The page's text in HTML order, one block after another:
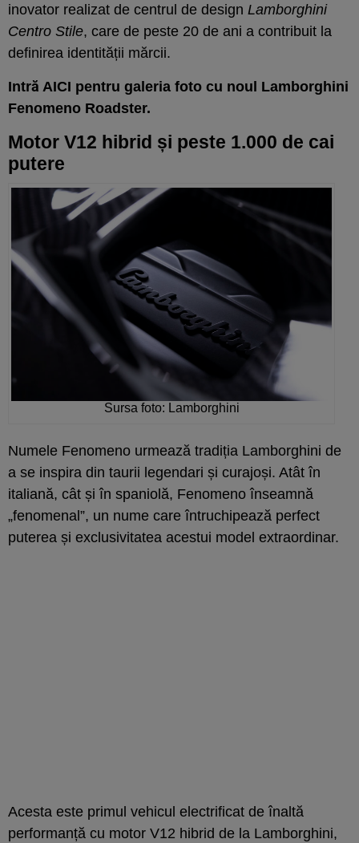
inovator realizat de centrul de design Lamborghini
Centro Stile, care de peste 20 de ani a contribuit la
definirea identității mărcii.
Intră AICI pentru galeria foto cu noul Lamborghini
Fenomeno Roadster.
Motor V12 hibrid și peste 1.000 de cai
putere
Sursa foto: Lamborghini
Numele Fenomeno urmează tradiția Lamborghini de
a se inspira din taurii legendari și curajoși. Atât în
italiană, cât și în spaniolă, Fenomeno înseamnă
„fenomenal”, un nume care întruchipează perfect
puterea și exclusivitatea acestui model extraordinar.
Acesta este primul vehicul electrificat de înaltă
performanță cu motor V12 hibrid de la Lamborghini,